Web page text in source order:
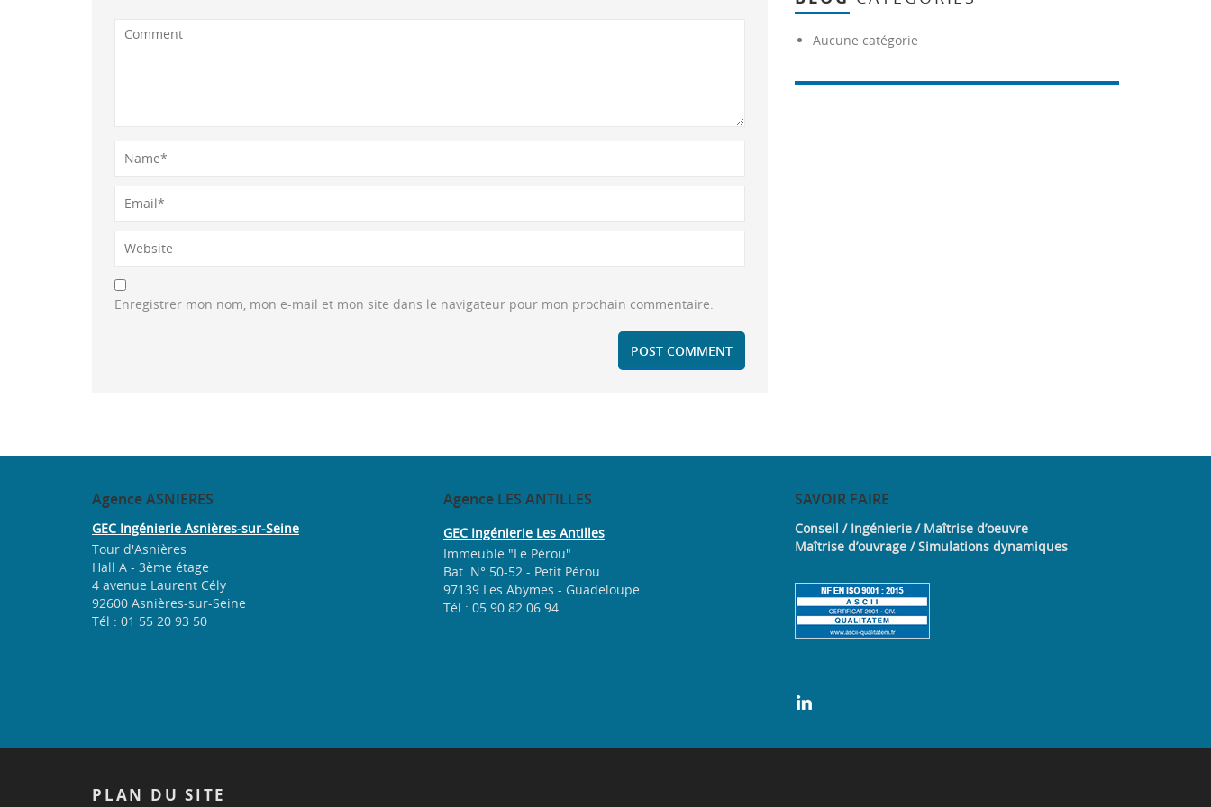
Enregistrer mon nom, mon e-mail et mon site dans le navigateur pour mon prochain commentaire.
Aucune catégorie
AgenceASNIERES
GEC Ingénierie Asnières-sur-Seine
Tour d'Asnières
Hall A - 3ème étage
4 avenue Laurent Cély
92600 Asnières-sur-Seine
Tél : 01 55 20 93 50
Agence LES ANTILLES
GEC Ingénierie Les Antilles
Immeuble "Le Pérou"
Bat. N° 50-52 - Petit Pérou
97139 Les Abymes - Guadeloupe
Tél : 05 90 82 06 94
SAVOIR FAIRE
Conseil / Ingénierie / Maîtrise d’oeuvre
Maîtrise d’ouvrage / Simulations dynamiques
PLAN DU SITE